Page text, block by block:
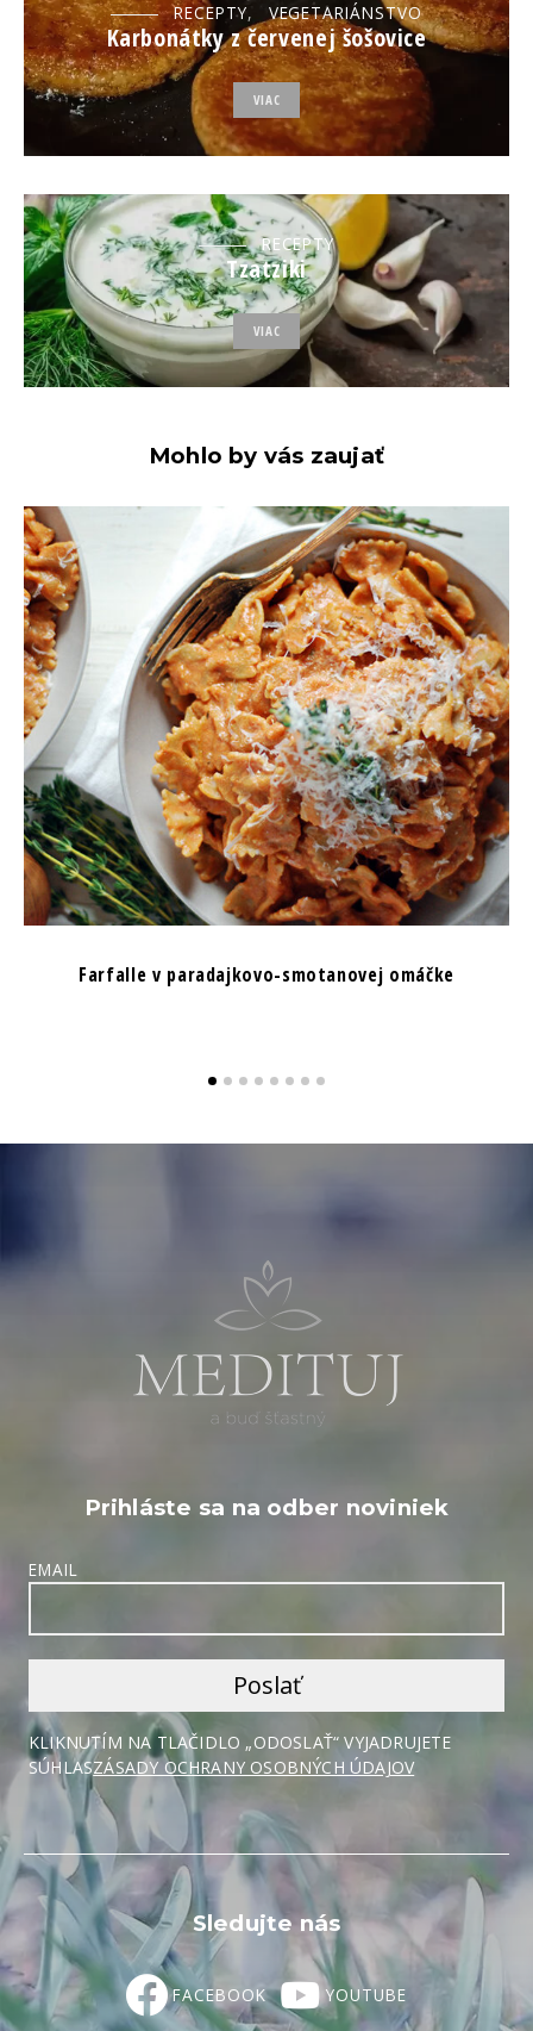
RECEPTY VEGETARIÁNSTVO
Karbonátky z červenej šošovice
VIAC
RECEPTY
Tzatziki
VIAC
Mohlo by vás zaujať
Farfalle v paradajkovo-smotanovej omáčke
Prihláste sa na odber noviniek
EMAIL
KLIKNUTÍM NA TLAČIDLO „ODOSLAŤ“ VYJADRUJETE
SÚHLASZÁSADY OCHRANY OSOBNÝCH ÚDAJOV
Sledujte nás
FACEBOOK YOUTUBE